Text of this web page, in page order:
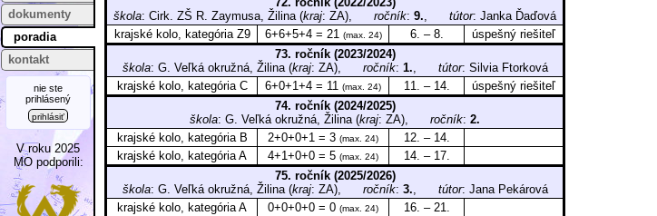
dokumenty
poradia
kontakt
nie ste
prihlásený
prihlásiť
V roku 2025
MO podporili:
škola: Cirk. ZŠ R. Zaymusa, Žilina (kraj: ZA), ročník: 9., tútor: Janka Ďaďová
krajské kolo, kategória Z9
6+6+5+4 = 21 (max. 24) 6. – 8.
úspešný riešiteľ
73. ročník (2023/2024)
škola: G. Veľká okružná, Žilina (kraj: ZA), ročník: 1., tútor: Silvia Ftorková
krajské kolo, kategória C
6+0+1+4 = 11 (max. 24) 11. – 14.
úspešný riešiteľ
74. ročník (2024/2025)
škola: G. Veľká okružná, Žilina (kraj: ZA), ročník: 2.
krajské kolo, kategória B
2+0+0+1 = 3 (max. 24)
12. – 14.
krajské kolo, kategória A
4+1+0+0 = 5 (max. 24)
14. – 17.
75. ročník (2025/2026)
škola: G. Veľká okružná, Žilina (kraj: ZA), ročník: 3., tútor: Jana Pekárová
krajské kolo, kategória A
0+0+0+0 = 0 (max. 24) 16. – 21.